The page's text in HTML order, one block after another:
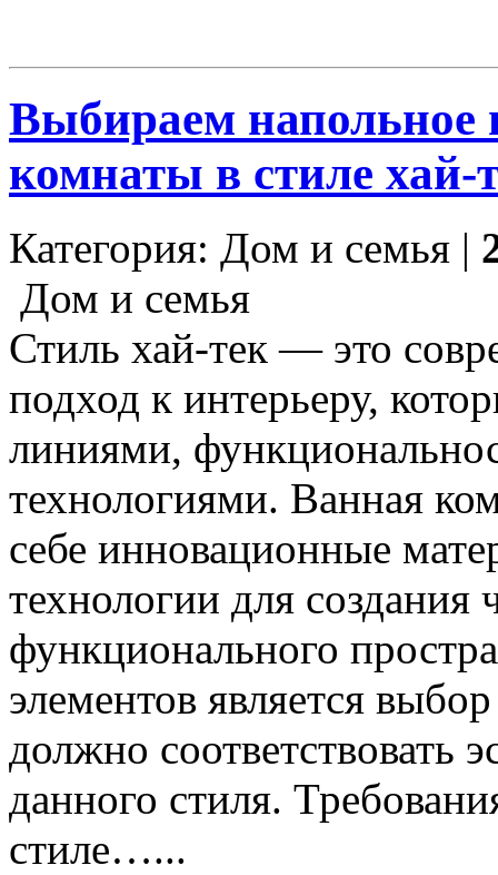
Выбираем напольное
комнаты в стиле хай-
Категория: Дом и семья |
Дом и семья
Стиль хай-тек — это
подход к интерьеру,
линиями,
технологиями. Ванная
себе инновационные
технологии для создания
функционального
элементов является
должно соответствовать
данного стиля.
стиле…...